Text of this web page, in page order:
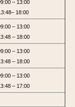
– 13:00
18:00
– 13:00
– 18:00
– 13:00
– 18:00
– 13:00
– 17:00